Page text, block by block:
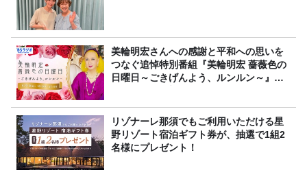
美輪明宏さんへの感謝と平和への思いを
つなぐ追悼特別番組『美輪明宏 薔薇色の
日曜日～ごきげんよう、ルンルン～』
リゾナーレ那須でもご利用いただける星
野リゾート宿泊ギフト券が、抽選で1組2
名様にプレゼント！